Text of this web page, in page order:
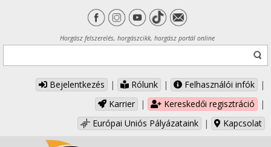
Horgász felszerelés, horgászcikk, horgász portál online
Bejelentkezés | Rólunk | Felhasználói infók
|
Karrier
| Kereskedői regisztráció
|
Európai Uniós Pályázataink
| Kapcsolat